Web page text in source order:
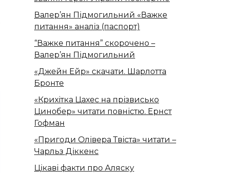
Валер’ян Підмогильний «Важке
питання» аналіз (паспорт)
“Важке питання” скорочено –
Валер’ян Підмогильний
«Джейн Ейр» скачати. Шарлотта
Бронте
«Крихітка Цахес на прізвисько
Цинобер» читати повністю. Ернст
Гофман
«Пригоди Олівера Твіста» читати –
Чарльз Діккенс
Цікаві факти про Аляску